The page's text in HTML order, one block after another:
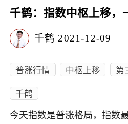
千鹤：指数中枢上移，
千鹤 2021-12-09
普涨行情 中枢上移 第
千鹤
今天指数是普涨格局，指数